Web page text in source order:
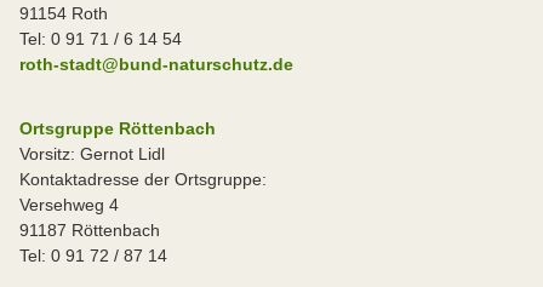
91154 Roth
Tel: 0 91 71 / 6 14 54
roth-stadt@bund-naturschutz.de
Ortsgruppe Röttenbach
Vorsitz: Gernot Lidl
Kontaktadresse der Ortsgruppe:
Versehweg 4
91187 Röttenbach
Tel: 0 91 72 / 87 14